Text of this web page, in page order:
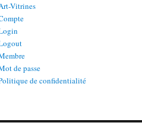
Vitrines
de passe
de confidentialité